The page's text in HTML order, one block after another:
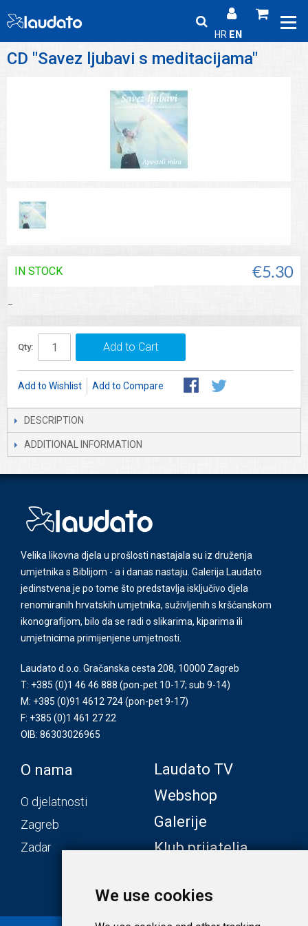
We use cookies
HR EN
CD "Savez ljubavi s meditacijama"
€5.30
IN STOCK
Qty: Add to Cart
Add to Wishlist Add to Compare
DESCRIPTION
ADDITIONAL INFORMATION
Velika likovna djela u prošlosti nastajala su iz druženja
umjetnika s Biblijom - a i danas nastaju. Galerija Laudato
jedinstvena je po tome što predstavlja isključivo djela
renomiranih hrvatskih umjetnika, suživljenih s kršćanskom
ikonografijom, bilo da se radi o slikarima, kiparima ili
umjetnicima primijenjene umjetnosti.
Laudato d.o.o. Gračanska cesta 208, 10000 Zagreb
T: +385 (0)1 46 46 888 (pon-pet 10-17; sub 9-14)
M: +385 (0)91 4612 724(pon-pet 9-17)
F: +385 (0)1 461 27 22
OIB: 86303026965
O nama
O djelatnosti
Zagreb
Zadar
Laudato TV
Webshop
Galerije
Klub prijatelja